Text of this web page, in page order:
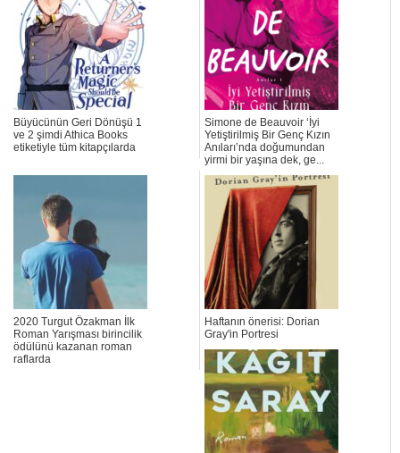
Büyücünün Geri Dönüşü 1
ve 2 şimdi Athica Books
etiketiyle tüm kitapçılarda
Simone de Beauvoir ‘İyi
Yetiştirilmiş Bir Genç Kızın
Anıları’nda doğumundan
yirmi bir yaşına dek, ge...
2020 Turgut Özakman İlk
Roman Yarışması birincilik
ödülünü kazanan roman
raflarda
Haftanın önerisi: Dorian
Gray'in Portresi